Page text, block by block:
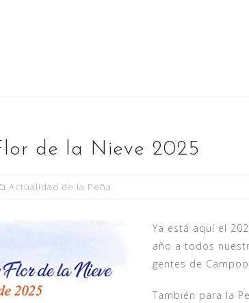
de la Nieve 2025
Actualidad de la Peña
Ya está aquí el
año a todos
gentes de
También para la